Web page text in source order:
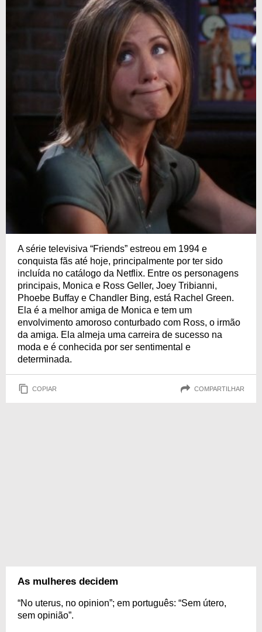
A série televisiva “Friends” estreou em 1994 e
conquista fãs até hoje, principalmente por ter sido
incluída no catálogo da Netflix. Entre os personagens
principais, Monica e Ross Geller, Joey Tribianni,
Phoebe Buffay e Chandler Bing, está Rachel Green.
Ela é a melhor amiga de Monica e tem um
envolvimento amoroso conturbado com Ross, o irmão
da amiga. Ela almeja uma carreira de sucesso na
moda e é conhecida por ser sentimental e
determinada.
COPIAR COMPARTILHAR
As mulheres decidem
“No uterus, no opinion”; em português: “Sem útero,
sem opinião”.